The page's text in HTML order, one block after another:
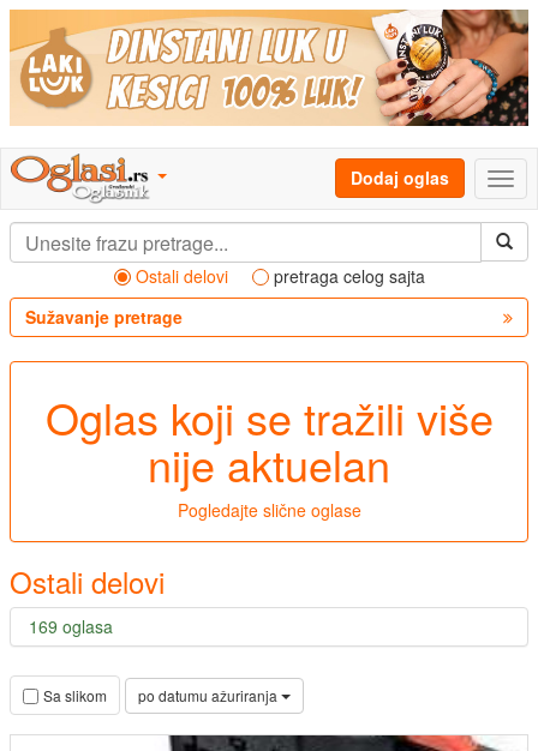
Dodaj oglas
Ostali delovi
pretraga celog sajta
Sužavanje pretrage
Oglas koji se tražili više
nije aktuelan
Pogledajte slične oglase
Ostali delovi
169 oglasa
Sa slikom po datumu ažuriranja